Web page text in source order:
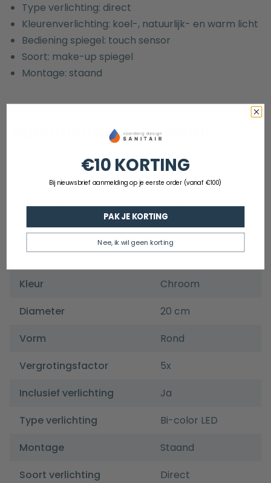
Type verlichting: direct
Kleurenverlichting: koel-, natuurlijk- en warm licht
Bediening spiegel: touch sensor
Soort: make-up spiegel
Montage: staand
Aanvullende informatie
8720701507036
Merk
Guido Gusto
Garantie
5 jaar
Kleur
Chroom
Diameter
20 cm
Vorm
Rond
Vergrotingsfactor
5x
Inclusief verlichting
Ja
Type verlichting
Bi-color LED
Montage
Staand
Soort verlichting
Direct
€10 KORTING
Bij nieuwsbrief aanmelding op je eerste order (vanaf €100)
PAK JE KORTING
Nee, ik wil geen korting